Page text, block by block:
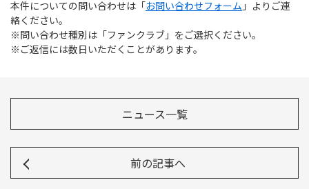
本件についての問い合わせは「お問い合わせフォーム 」よりご連
絡ください。
※問い合わせ種別は「ファンクラブ」をご選択ください。
※ご返信には数日いただくことがあります。
ニュース一覧
前の記事へ